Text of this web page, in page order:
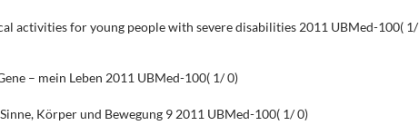
activities for young people with severe disabilities 2011 UBMed-100( 1/
– mein Leben 2011 UBMed-100( 1/ 0)
Körper und Bewegung 9 2011 UBMed-100( 1/ 0)